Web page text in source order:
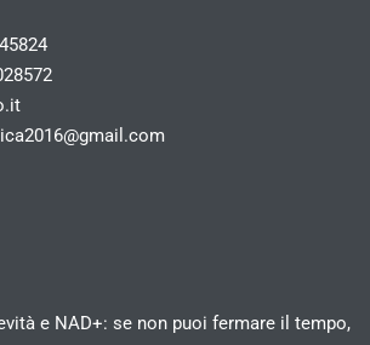
e NAD+: se non puoi fermare il tempo,